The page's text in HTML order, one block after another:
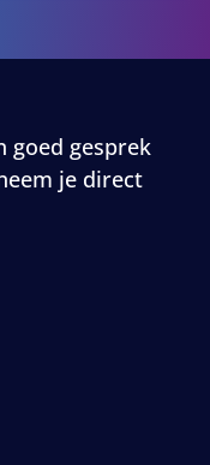
goed gesprek
je direct